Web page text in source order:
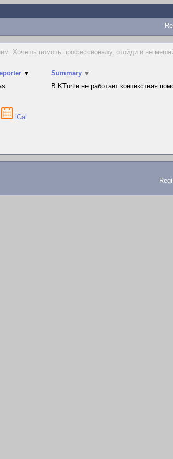
Хочешь помочь профессионалу, отойди и не
▼ Summary ▼
В KTurtle не работает контекстная
iCal